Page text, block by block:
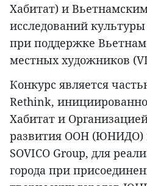
Хабитат) и
исследований культуры
при поддержке
местных художников
Конкурс является
Rethink,
Хабитат и
развития ООН (ЮНИДО)
SOVICO Group, для
города при